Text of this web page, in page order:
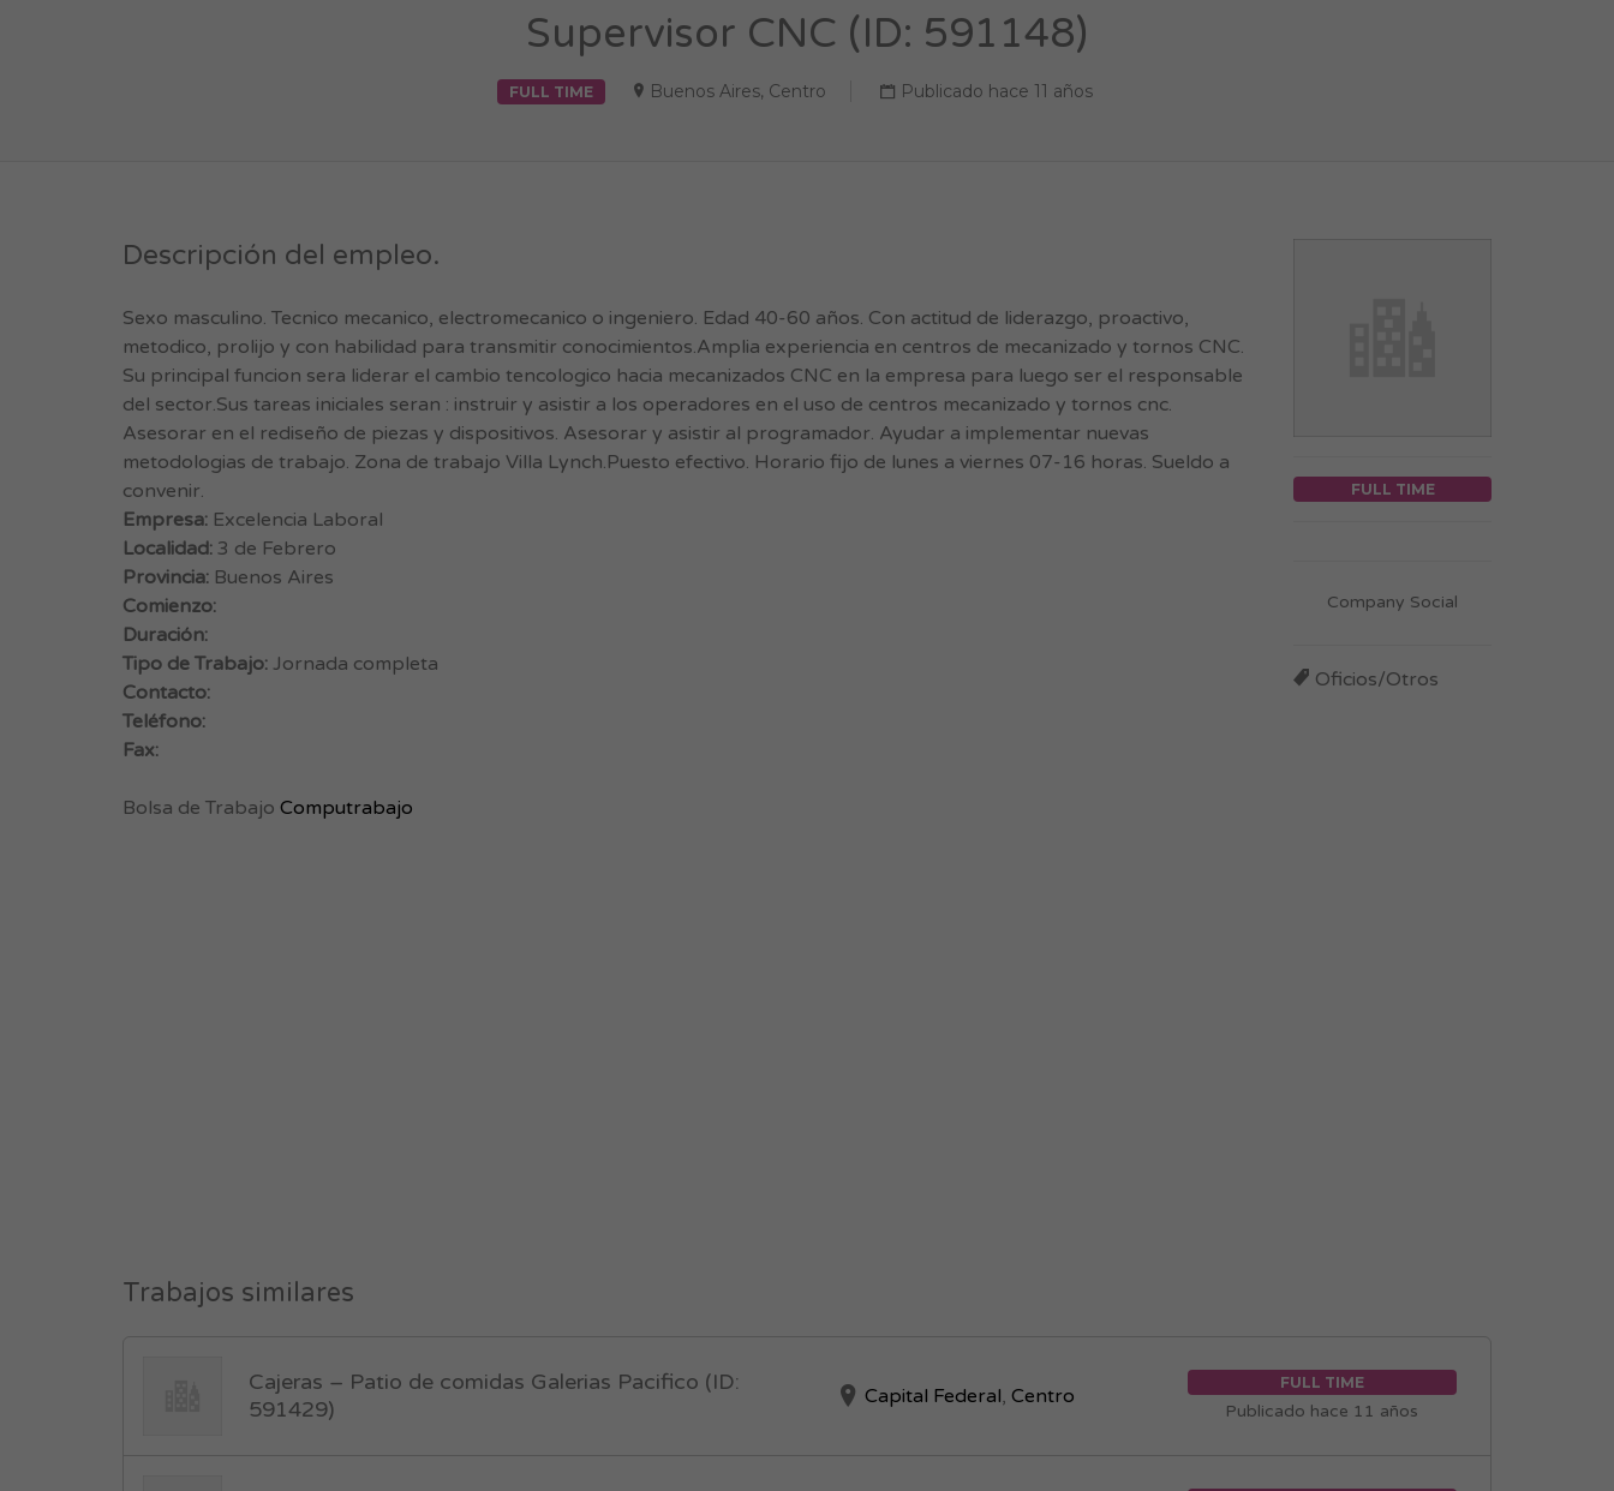
Supervisor CNC (ID: 591148)
FULL TIME Buenos Aires, Centro Publicado hace 11 años
Descripción del empleo.
Sexo masculino. Tecnico mecanico, electromecanico o ingeniero. Edad 40-60 años. Con actitud de liderazgo, proactivo,
metodico, prolijo y con habilidad para transmitir conocimientos.Amplia experiencia en centros de mecanizado y tornos CNC.
Su principal funcion sera liderar el cambio tencologico hacia mecanizados CNC en la empresa para luego ser el responsable
del sector.Sus tareas iniciales seran : instruir y asistir a los operadores en el uso de centros mecanizado y tornos cnc.
Asesorar en el rediseño de piezas y dispositivos. Asesorar y asistir al programador. Ayudar a implementar nuevas
metodologias de trabajo. Zona de trabajo Villa Lynch.Puesto efectivo. Horario fijo de lunes a viernes 07-16 horas. Sueldo a
convenir.
Empresa: Excelencia Laboral
Localidad: 3 de Febrero
Provincia: Buenos Aires
Comienzo:
Duración:
Tipo de Trabajo: Jornada completa
Contacto:
Teléfono:
Fax:
Bolsa de Trabajo Computrabajo
FULL TIME
Company Social
Oficios/Otros
Trabajos similares
Cajeras – Patio de comidas Galerias Pacifico (ID:
591429)
Capital Federal, Centro
FULL TIME
Publicado hace 11 años